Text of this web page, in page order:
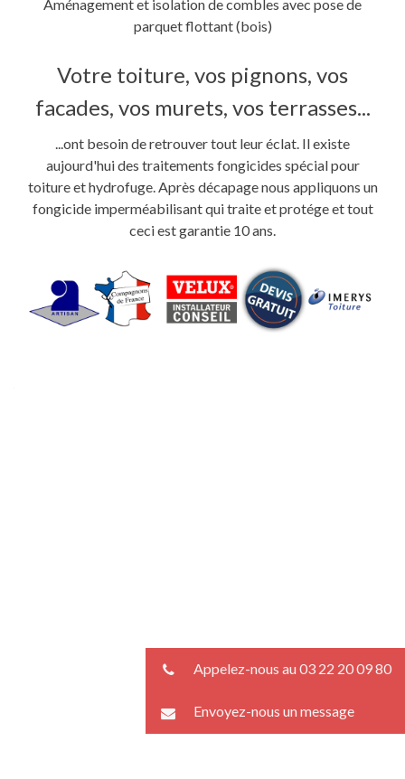
Aménagement et isolation de combles avec pose de
parquet flottant (bois)
Votre toiture, vos pignons, vos
facades, vos murets, vos terrasses...
...ont besoin de retrouver tout leur éclat. Il existe
aujourd'hui des traitements fongicides spécial pour
toiture et hydrofuge. Après décapage nous appliquons un
fongicide imperméabilisant qui traite et protége et tout
ceci est garantie 10 ans.
Appelez-nous au 03 22 20 09 80
Envoyez-nous un message